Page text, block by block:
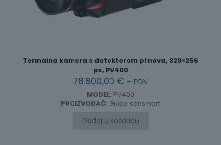
Termalna kamera s detektorom plinova, 320×256
px, PV400
78.800,00 € + PDV
MODEL: PV400
PROIZVOĐAČ: Guide sensmart
Dodaj u košaricu